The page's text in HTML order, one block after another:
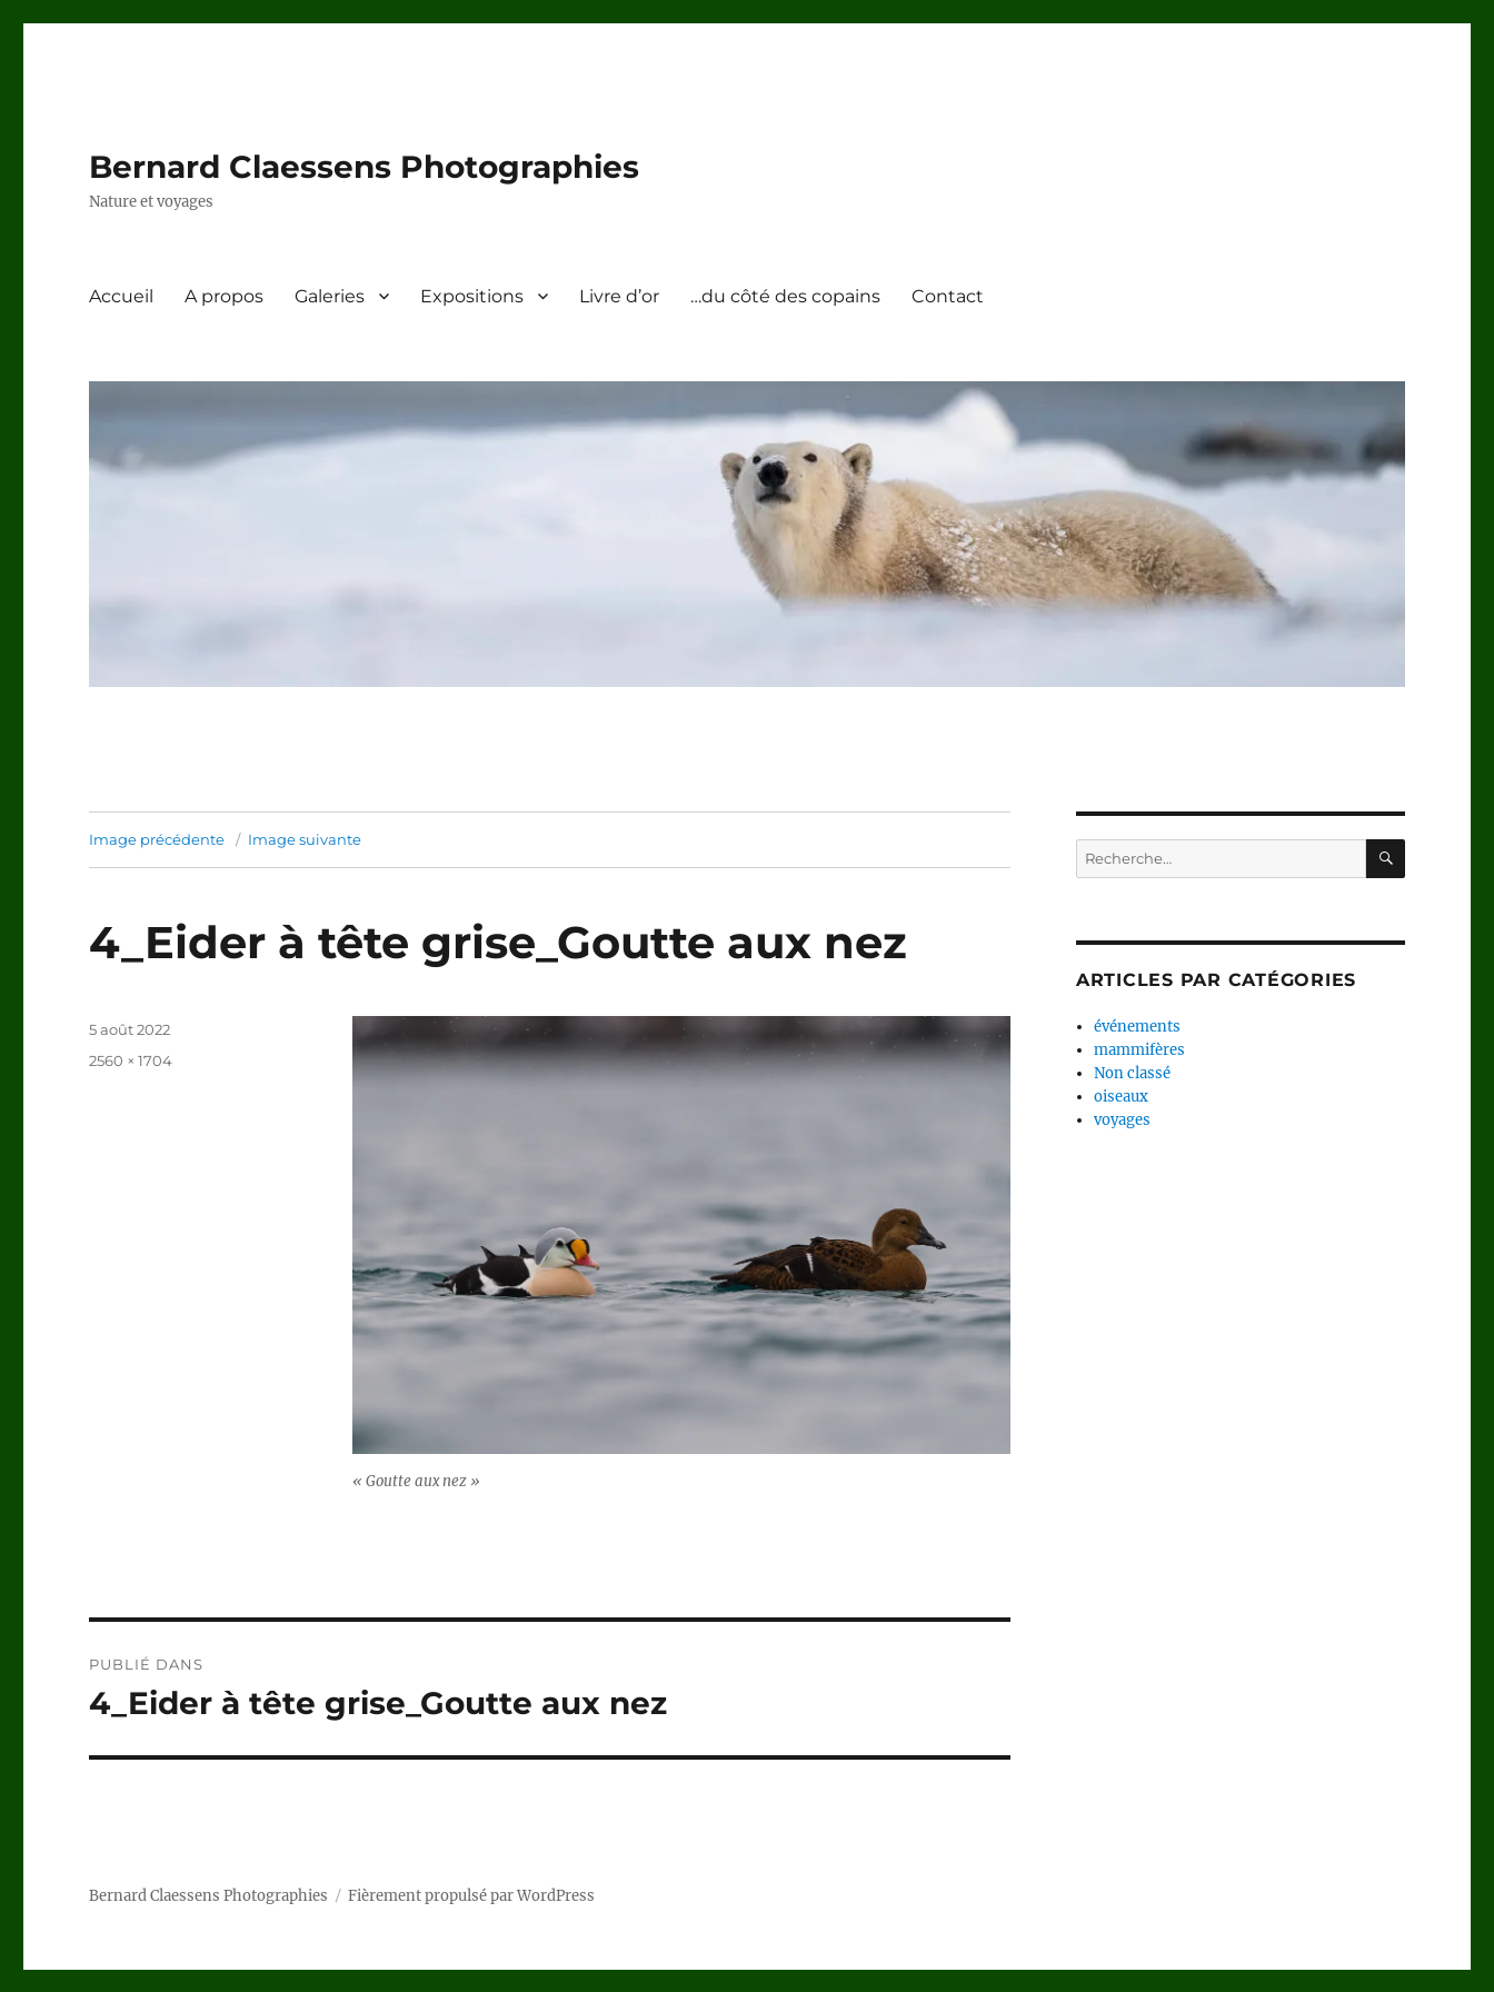
Bernard Claessens Photographies
Nature et voyages
Accueil A propos Galeries Expositions Livre d’or …du côté des copains Contact
Image précédente Image suivante
4_Eider à tête grise_Goutte aux nez
« Goutte aux nez »
Publié
5 août 2022
Taille
2560 × 1704
de
PUBLIÉ DANS
4_Eider à tête grise_Goutte aux nez
Recherche
pour :
ARTICLES PAR CATÉGORIES
événements
mammifères
Non classé
oiseaux
voyages
Bernard Claessens Photographies Fièrement propulsé par WordPress